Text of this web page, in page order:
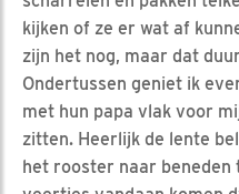
kijken of ze er wat af
zijn het nog, maar dat
Ondertussen geniet ik
met hun papa vlak voor
zitten. Heerlijk de lente
het rooster naar beneden